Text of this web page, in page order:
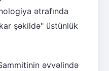
ətrafında
şəkildə" üstünlük
əvvəlində